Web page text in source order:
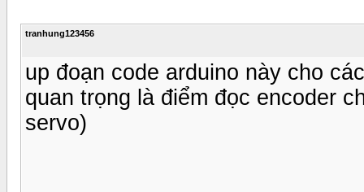
tranhung123456
up đoạn code arduino này cho
quan trọng là điểm đọc encoder
servo)